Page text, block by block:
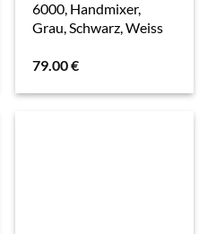
6000, Handmixer,
Grau, Schwarz, Weiss
79.00€